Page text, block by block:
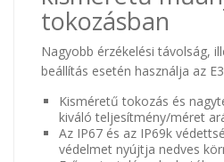
tokozásban
Nagyobb érzékelési távolság,
beállítás esetén használja az
Kisméretű tokozás és
kiváló teljesítmény/méret
Az IP67 és az IP69k
védelmet nyújtja nedves